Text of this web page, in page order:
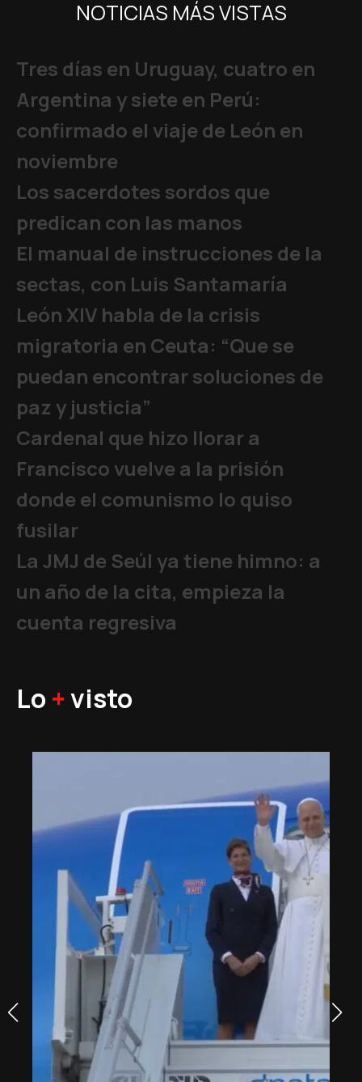
NOTICIAS MÁS VISTAS
Tres días en Uruguay, cuatro en
Argentina y siete en Perú:
confirmado el viaje de León en
noviembre
Los sacerdotes sordos que
predican con las manos
El manual de instrucciones de la
sectas, con Luis Santamaría
León XIV habla de la crisis
migratoria en Ceuta: “Que se
puedan encontrar soluciones de
paz y justicia”
Cardenal que hizo llorar a
Francisco vuelve a la prisión
donde el comunismo lo quiso
fusilar
La JMJ de Seúl ya tiene himno: a
un año de la cita, empieza la
cuenta regresiva
Lo +visto